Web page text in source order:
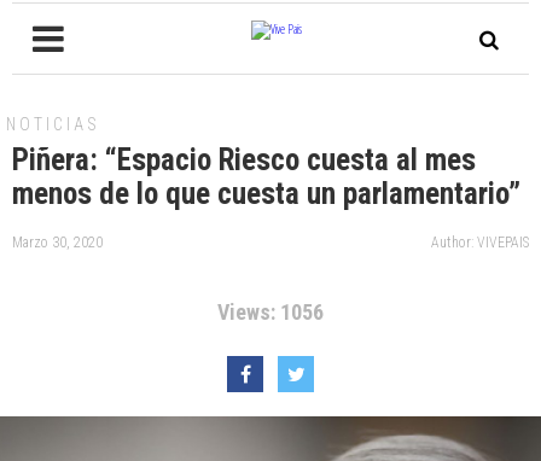
NOTICIAS
Piñera: “Espacio Riesco cuesta al mes
menos de lo que cuesta un parlamentario”
Marzo 30, 2020 Author: VIVEPAIS
Views: 1056